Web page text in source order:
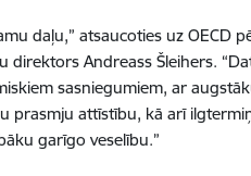
daļu,” atsaucoties uz OECD
direktors Andreass Šleihers.
sasniegumiem, ar
attīstību, kā arī
garīgo veselību.”